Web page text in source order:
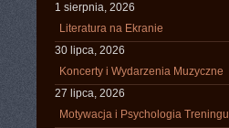
1 sierpnia, 2026
Literatura na Ekranie
30 lipca, 2026
Koncerty i Wydarzenia Muzyczne
27 lipca, 2026
Motywacja i Psychologia Treningu